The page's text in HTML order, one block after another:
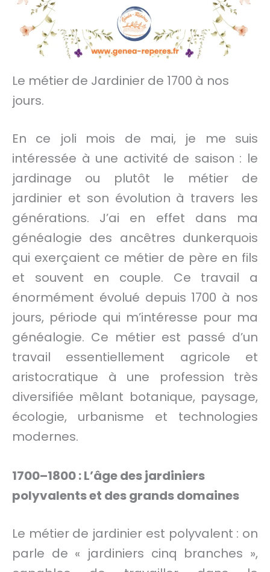
Le métier de Jardinier de 1700 à nos
jours.
En ce joli mois de mai, je me suis
intéressée à une activité de saison : le
jardinage ou plutôt le métier de
jardinier et son évolution à travers les
générations. J’ai en effet dans ma
généalogie des ancêtres dunkerquois
qui exerçaient ce métier de père en fils
et souvent en couple. Ce travail a
énormément évolué depuis 1700 à nos
jours, période qui m’intéresse pour ma
généalogie. Ce métier est passé d’un
travail essentiellement agricole et
aristocratique à une profession très
diversifiée mêlant botanique, paysage,
écologie, urbanisme et technologies
modernes.
1700–1800 : L’âge des jardiniers
polyvalents et des grands domaines
Le métier de jardinier est polyvalent : on
parle de « jardiniers cinq branches »,